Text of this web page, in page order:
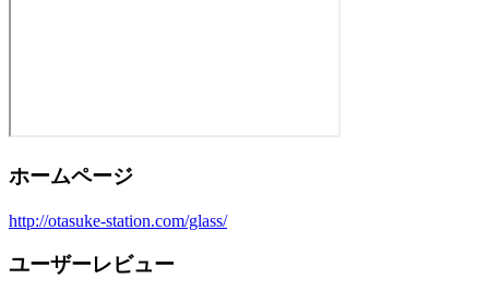
ホームページ
http://otasuke-station.com/glass/
ユーザーレビュー